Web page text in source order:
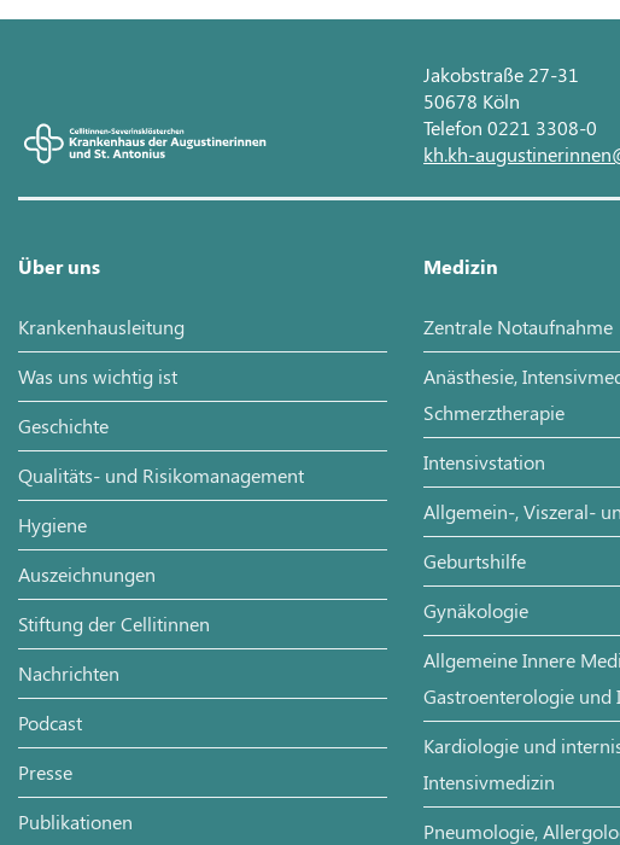
Jakobstraße 27-31
50678 Köln
Telefon 0221 3308-0
kh.kh-
Über uns
Krankenhausleitung
Was uns wichtig ist
Geschichte
Qualitäts- und Risikomanagement
Hygiene
Auszeichnungen
Stiftung der Cellitinnen
Nachrichten
Podcast
Presse
Publikationen
Medizin
Zentrale Notaufnahme
Anästhesie,
Schmerztherapie
Intensivstation
Allgemein-, Viszeral-
Geburtshilfe
Gynäkologie
Allgemeine Innere
Gastroenterologie und
Kardiologie und
Intensivmedizin
Pneumologie,